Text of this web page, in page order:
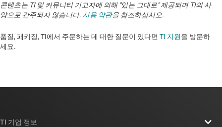
콘텐츠는 TI 및 커뮤니티 기고자에 의해 "있는 그대로" 제공되며 TI의 사
양으로 간주되지 않습니다. 사용 약관을 참조하십시오.
품질, 패키징, TI에서 주문하는 데 대한 질문이 있다면 TI 지원을 방문하
세요. ​​​​​​​​​​​​​​
TI 기업 정보